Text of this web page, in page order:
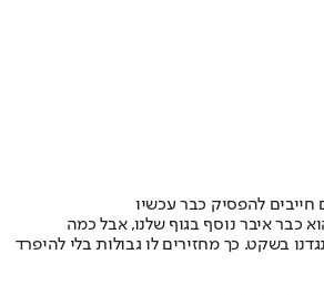
כבר איבר נוסף בגוף שלנו, אבל כמה
בשקט. כך מחזירים לו גבולות בלי להיפרד